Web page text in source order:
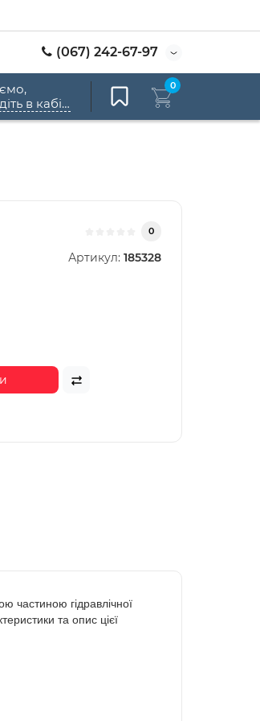
(067) 242-67-97
увійдіть в кабінет
0
0
Артикул: 185328
гідравлічної
та опис цієї